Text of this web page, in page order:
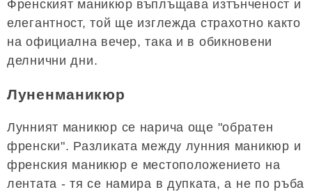
Френският маникюр въплъщава изтънченост и
елегантност, той ще изглежда страхотно както
на официална вечер, така и в обикновени
делнични дни.
Луненманикюр
Лунният маникюр се нарича още "обратен
френски". Разликата между лунния маникюр и
френския маникюр е местоположението на
лентата - тя се намира в дупката, а не по ръба